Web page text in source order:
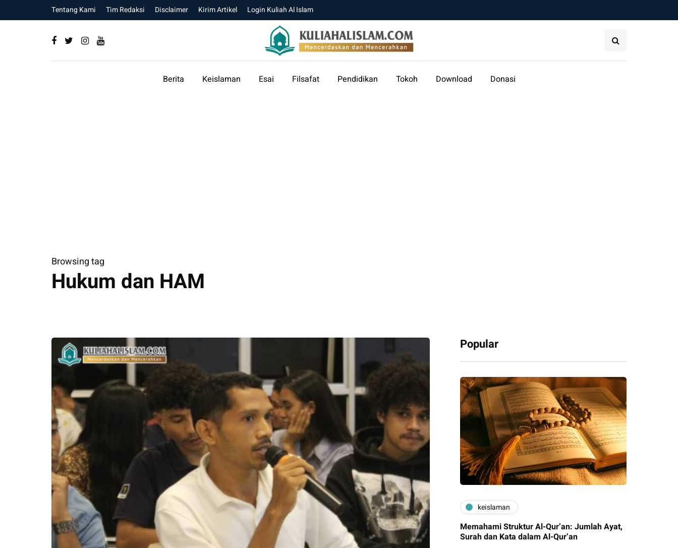
Tentang Kami Tim Redaksi Disclaimer Kirim Artikel Login Kuliah Al Islam
Berita Keislaman Esai Filsafat Pendidikan Tokoh Download Donasi
Browsing tag
Hukum dan HAM
Popular
keislaman
Memahami Struktur Al-Qur’an: Jumlah Ayat,
Surah dan Kata dalam Al-Qur’an